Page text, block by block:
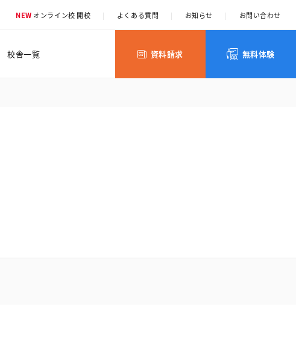
NEW オンライン校 開校 | よくある質問 | お知らせ | お問い合わせ
校舎一覧 資料請求 無料体験